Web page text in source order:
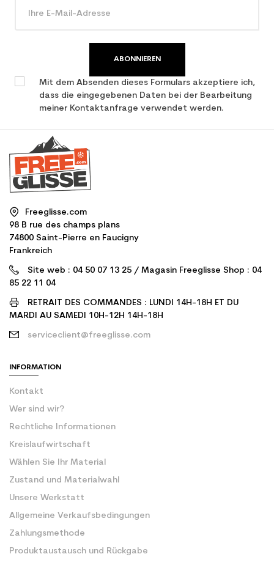
ABONNIEREN
Mit dem Absenden dieses Formulars akzeptiere ich,
dass die eingegebenen Daten bei der Bearbeitung
meiner Kontaktanfrage verwendet werden.
Freeglisse.com
98 B rue des champs plans
74800 Saint-Pierre en Faucigny
Frankreich
Site web : 04 50 07 13 25 / Magasin Freeglisse Shop : 04
85 22 11 04
RETRAIT DES COMMANDES : LUNDI 14H-18H ET DU
MARDI AU SAMEDI 10H-12H 14H-18H
serviceclient@freeglisse.com
INFORMATION
Kontakt
Wer sind wir?
Rechtliche Informationen
Kreislaufwirtschaft
Wählen Sie Ihr Material
Zustand und Materialwahl
Unsere Werkstatt
Allgemeine Verkaufsbedingungen
Zahlungsmethode
Produktaustausch und Rückgabe